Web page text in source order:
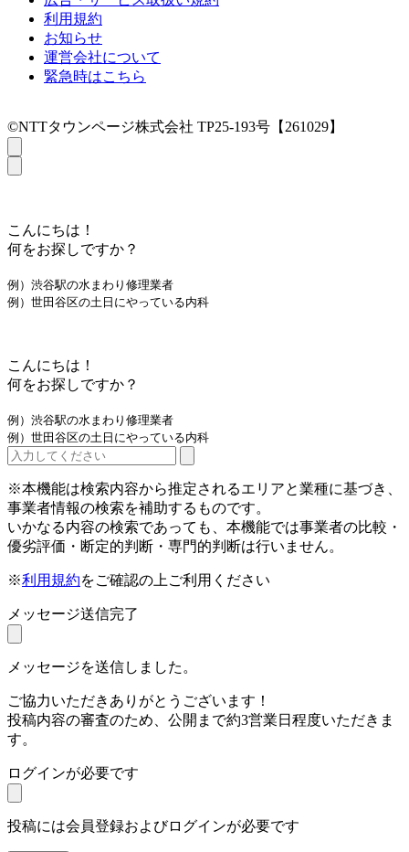
利用規約
お知らせ
運営会社について
緊急時はこちら
©NTTタウンページ株式会社 TP25-193号【261029】
こんにちは！
何をお探しですか？
例）渋谷駅の水まわり修理業者
例）世田谷区の土日にやっている内科
こんにちは！
何をお探しですか？
例）渋谷駅の水まわり修理業者
例）世田谷区の土日にやっている内科
※本機能は検索内容から推定されるエリアと業種に基づき、
事業者情報の検索を補助するものです。
いかなる内容の検索であっても、本機能では事業者の比較・
優劣評価・断定的判断・専門的判断は行いません。
※利用規約をご確認の上ご利用ください
メッセージ送信完了
メッセージを送信しました。
ご協力いただきありがとうございます！
投稿内容の審査のため、公開まで約3営業日程度いただきま
す。
ログインが必要です
投稿には会員登録およびログインが必要です